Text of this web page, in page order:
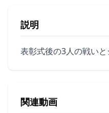
説明
表彰式後の3人の戦いと
関連動画